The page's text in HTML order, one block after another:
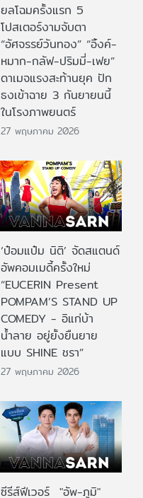
ยลโฉมครั้งแรก 5
โปสเตอร์งามจับตา
“อัศจรรย์วันทอง” “อิ้งค์-
หมาก-กลัฟ-ปริมมี่-เฟย”
ดาเมจแรงสะท้านยุค ปัก
ธงเข้าฉาย 3 กันยายนนี้
ในโรงภาพยนตร์
27 พฤษภาคม 2026
‘ป๋อมแป๋ม นิติ’ จัดสแตนด์
อัพคอมเมดี้ครั้งใหม่
“EUCERIN Present
POMPAM’S STAND UP
COMEDY - อิแก่บ้า
น้ำลาย อยู่ยั้งยืนยาย
แบบ SHINE ชรา”
27 พฤษภาคม 2026
ซีรีส์ฟีเวอร์ "อัพ-ภูมิ"